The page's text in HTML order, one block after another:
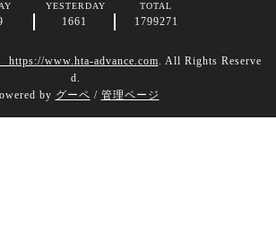
YESTERDAY
1661
TOTAL
1799271
https://www.hta-advance.com. All Rights Reserve
d.
by グーペ / 管理ページ